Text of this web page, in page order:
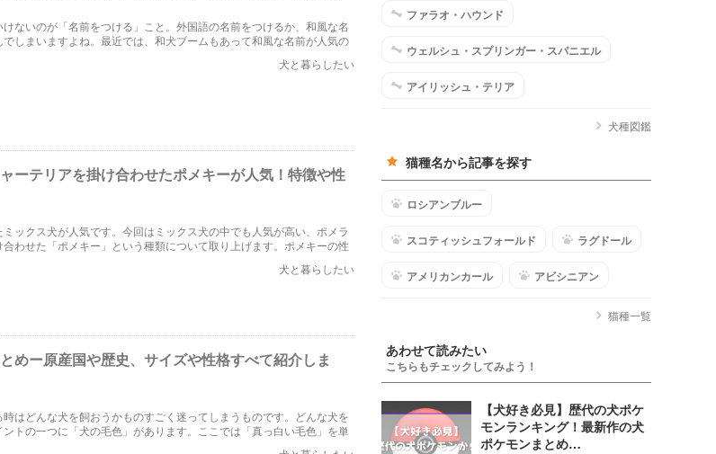
ないのが「名前をつける」こと。外国語の名前をつけるか、和風な名
しまいますよね。最近では、和犬ブームもあって和風な名前が人気の
犬と暮らしたい
ーテリアを掛け合わせたポメキーが人気！特徴や性
ックス犬が人気です。今回はミックス犬の中でも人気が高い、ポメラ
わせた「ポメキー」という種類について取り上げます。ポメキーの性
犬と暮らしたい
めー原産国や歴史、サイズや性格すべて紹介しま
はどんな犬を飼おうかものすごく迷ってしまうものです。どんな犬を
トの一つに「犬の毛色」があります。ここでは「真っ白い毛色」を単
ファラオ・ハウンド
ウェルシュ・スプリンガー・スパニエル
アイリッシュ・テリア
犬種図鑑
猫種名から記事を探す
ロシアンブルー
スコティッシュフォールド ラグドール
アメリカンカール アビシニアン
猫種一覧
あわせて読みたい
こちらもチェックしてみよう！
【犬好き必見】歴代の犬ポケ
モンランキング！最新作の犬
ポケモンまとめ…